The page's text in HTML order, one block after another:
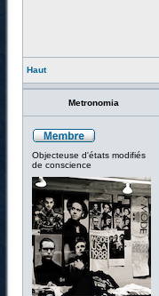
Haut
Metronomia
Objecteuse d'états modifiés
de conscience